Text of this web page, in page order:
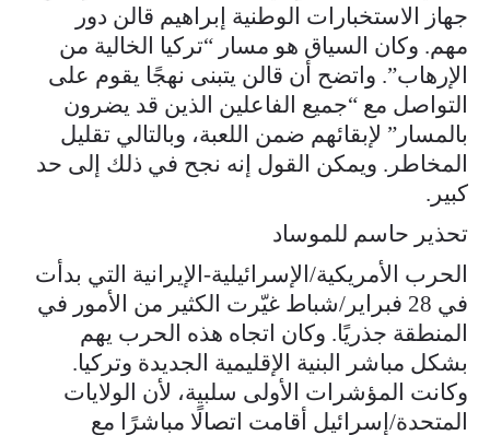
جهاز الاستخبارات الوطنية إبراهيم قالن دور
مهم. وكان السياق هو مسار “تركيا الخالية من
الإرهاب”. واتضح أن قالن يتبنى نهجًا يقوم على
التواصل مع “جميع الفاعلين الذين قد يضرون
بالمسار” لإبقائهم ضمن اللعبة، وبالتالي تقليل
المخاطر. ويمكن القول إنه نجح في ذلك إلى حد
كبير.
تحذير حاسم للموساد
الحرب الأمريكية/الإسرائيلية-الإيرانية التي بدأت
في 28 فبراير/شباط غيّرت الكثير من الأمور في
المنطقة جذريًا. وكان اتجاه هذه الحرب يهم
بشكل مباشر البنية الإقليمية الجديدة وتركيا.
وكانت المؤشرات الأولى سلبية، لأن الولايات
المتحدة/إسرائيل أقامت اتصالًا مباشرًا مع